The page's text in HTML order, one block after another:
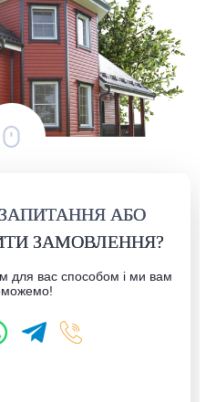
АБО
ЗАМОВЛЕННЯ?
для вас способом і ми вам